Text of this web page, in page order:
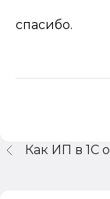
спасибо.